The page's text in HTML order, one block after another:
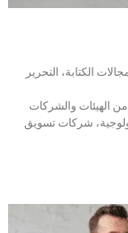
الكتابة، التحرير
نعمل مع العديد من الهيئات والشركات
شركات تسويق